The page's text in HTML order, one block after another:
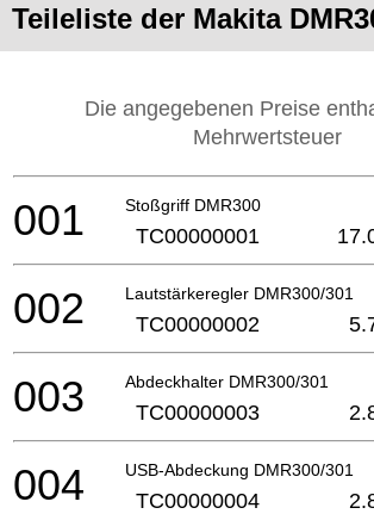
Teileliste der Makita
Die angegebenen Preise
Mehrwertsteuer
Stoßgriff DMR300
001 TC00000001
Lautstärkeregler DMR300/301
002 TC00000002
Abdeckhalter DMR300/301
003 TC00000003
USB-Abdeckung DMR300/301
004 TC00000004